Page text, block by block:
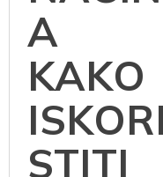
SEDA
M
NAČIN
A